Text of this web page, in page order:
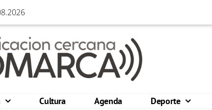
Cultura Agenda Deporte